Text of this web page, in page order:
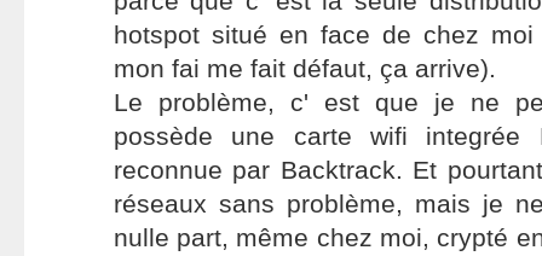
hotspot situé en face de chez
mon fai me fait défaut, ça arrive).
Le problème, c' est que je ne
possède une carte wifi integrée
reconnue par Backtrack. Et
réseaux sans problème, mais je
nulle part, même chez moi, crypté